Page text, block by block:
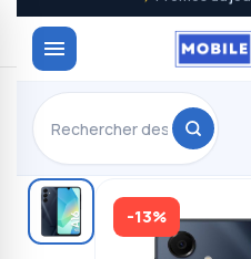
-13%